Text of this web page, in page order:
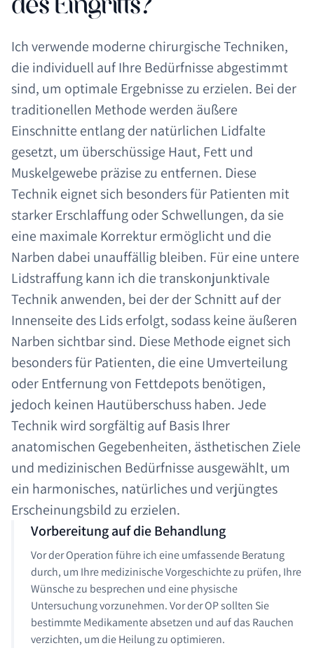
des Eingriffs?
Ich verwende moderne chirurgische Techniken,
die individuell auf Ihre Bedürfnisse abgestimmt
sind, um optimale Ergebnisse zu erzielen. Bei der
traditionellen Methode werden äußere
Einschnitte entlang der natürlichen Lidfalte
gesetzt, um überschüssige Haut, Fett und
Muskelgewebe präzise zu entfernen. Diese
Technik eignet sich besonders für Patienten mit
starker Erschlaffung oder Schwellungen, da sie
eine maximale Korrektur ermöglicht und die
Narben dabei unauffällig bleiben. Für eine untere
Lidstraffung kann ich die transkonjunktivale
Technik anwenden, bei der der Schnitt auf der
Innenseite des Lids erfolgt, sodass keine äußeren
Narben sichtbar sind. Diese Methode eignet sich
besonders für Patienten, die eine Umverteilung
oder Entfernung von Fettdepots benötigen,
jedoch keinen Hautüberschuss haben. Jede
Technik wird sorgfältig auf Basis Ihrer
anatomischen Gegebenheiten, ästhetischen Ziele
und medizinischen Bedürfnisse ausgewählt, um
ein harmonisches, natürliches und verjüngtes
Erscheinungsbild zu erzielen.
Vorbereitung auf die Behandlung
Vor der Operation führe ich eine umfassende Beratung
durch, um Ihre medizinische Vorgeschichte zu prüfen, Ihre
Wünsche zu besprechen und eine physische
Untersuchung vorzunehmen. Vor der OP sollten Sie
bestimmte Medikamente absetzen und auf das Rauchen
verzichten, um die Heilung zu optimieren.